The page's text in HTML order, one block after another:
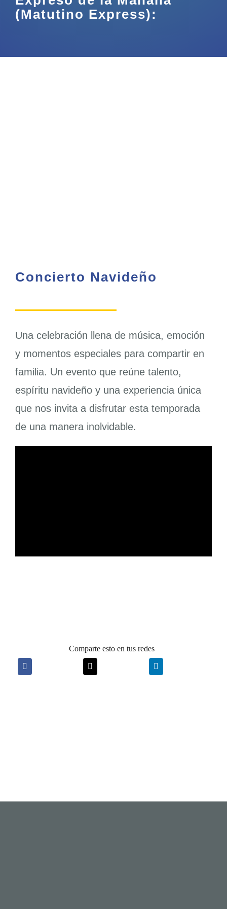
(Matutino Express):
Concierto Navideño
Una celebración llena de música, emoción
y momentos especiales para compartir en
familia. Un evento que reúne talento,
espíritu navideño y una experiencia única
que nos invita a disfrutar esta temporada
de una manera inolvidable.
Comparte esto en tus redes